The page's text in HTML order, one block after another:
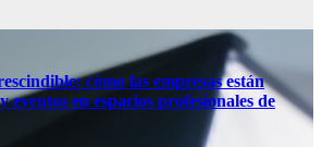
cómo las empresas están
en espacios profesionales de